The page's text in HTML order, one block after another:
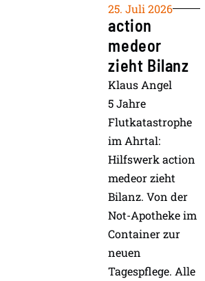
25. Juli 2026
action
medeor
zieht Bilanz
Klaus Angel
5 Jahre
Flutkatastrophe
im Ahrtal:
Hilfswerk action
medeor zieht
Bilanz. Von der
Not-Apotheke im
Container zur
neuen
Tagespflege. Alle